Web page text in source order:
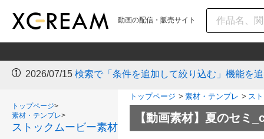
動画の配信・販売サイト
2026/07/15 検索で「条件を追加して絞り込む」機能を追
トップページ>
素材・テンプレ>
ストックムービー素材
トップページ > 素材・テンプレ > ス
【動画素材】夏のセミ